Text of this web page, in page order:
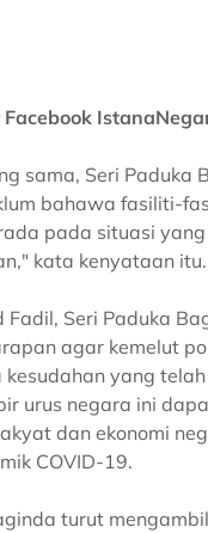
Facebook
sama, Seri Paduka
bahawa fasiliti-
pada situasi yang
kata kenyataan itu.
Fadil, Seri Paduka
agar kemelut
yang
urus negara ini
dan ekonomi
COVID-19.
turut